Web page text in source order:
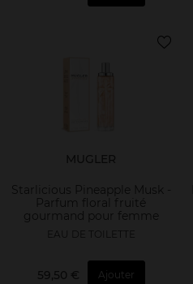
MUGLER
Starlicious Pineapple Musk -
Parfum floral fruité
gourmand pour femme
EAU DE TOILETTE
59,50 € Ajouter